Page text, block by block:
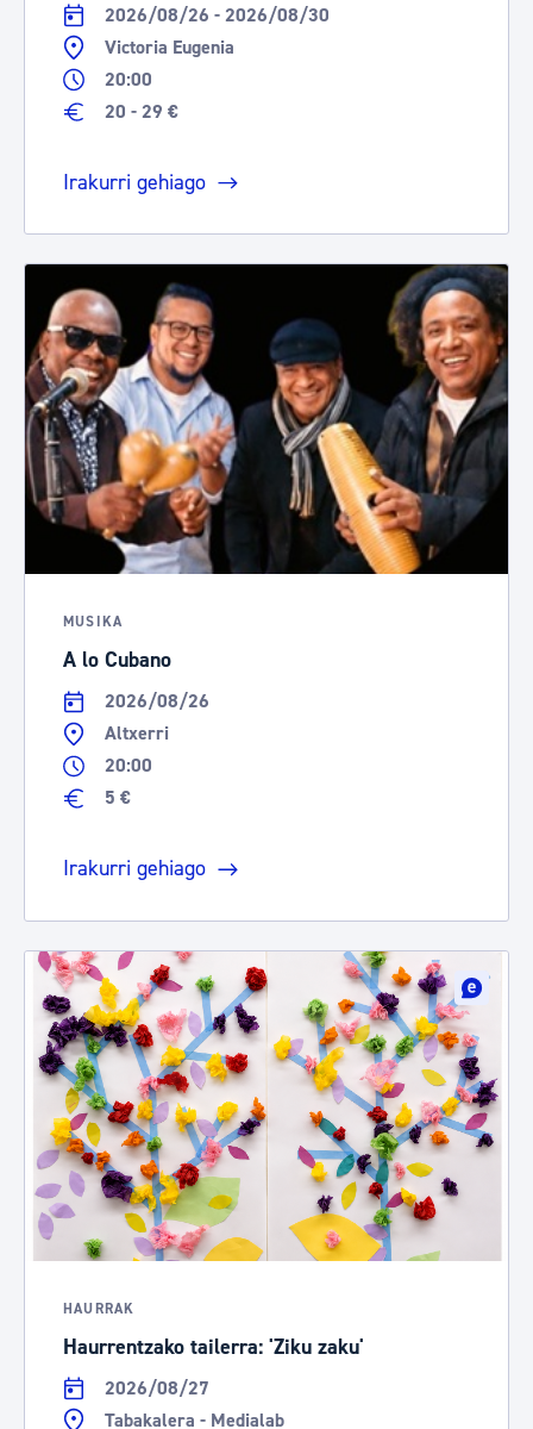
2026/08/26 - 2026/08/30
Victoria Eugenia
20:00
20 - 29 €
Irakurri gehiago
MUSIKA
A lo Cubano
2026/08/26
Altxerri
20:00
5 €
Irakurri gehiago
HAURRAK
Haurrentzako tailerra: 'Ziku zaku'
2026/08/27
Tabakalera - Medialab